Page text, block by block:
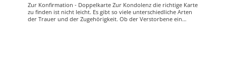
Zur Konfirmation - Doppelkarte Zur Kondolenz die richtige Karte
zu finden ist nicht leicht. Es gibt so viele unterschiedliche Arten
der Trauer und der Zugehörigkeit. Ob der Verstorbene ein